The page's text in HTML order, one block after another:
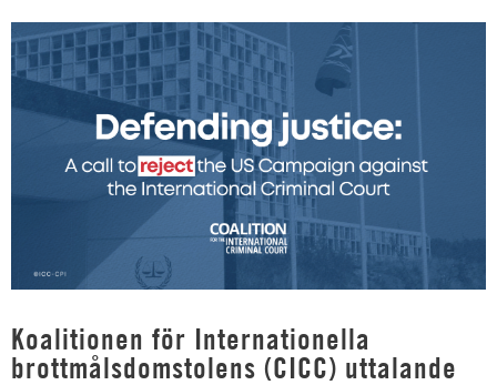
Koalitionen för Internationella
brottmålsdomstolens (CICC) uttalande